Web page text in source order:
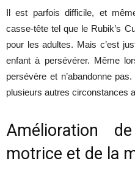
Il est parfois difficile, et
casse-tête tel que le Rubik’s
pour les adultes. Mais c’est
enfant à persévérer. Même
persévère et n’abandonne
plusieurs autres circonstances
Amélioration
motrice et de la